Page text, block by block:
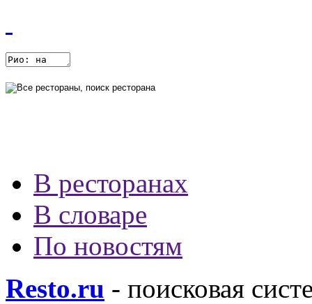
В ресторанах
В словаре
По новостям
Resto.ru - поисковая